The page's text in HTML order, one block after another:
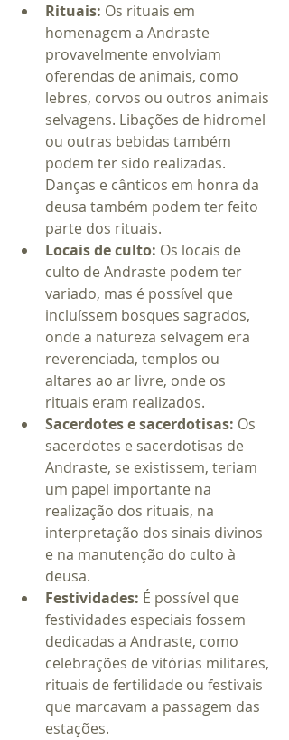
Rituais: Os rituais em
homenagem a Andraste
provavelmente envolviam
oferendas de animais, como
lebres, corvos ou outros animais
selvagens. Libações de hidromel
ou outras bebidas também
podem ter sido realizadas.
Danças e cânticos em honra da
deusa também podem ter feito
parte dos rituais.
Locais de culto: Os locais de
culto de Andraste podem ter
variado, mas é possível que
incluíssem bosques sagrados,
onde a natureza selvagem era
reverenciada, templos ou
altares ao ar livre, onde os
rituais eram realizados.
Sacerdotes e sacerdotisas: Os
sacerdotes e sacerdotisas de
Andraste, se existissem, teriam
um papel importante na
realização dos rituais, na
interpretação dos sinais divinos
e na manutenção do culto à
deusa.
Festividades: É possível que
festividades especiais fossem
dedicadas a Andraste, como
celebrações de vitórias militares,
rituais de fertilidade ou festivais
que marcavam a passagem das
estações.